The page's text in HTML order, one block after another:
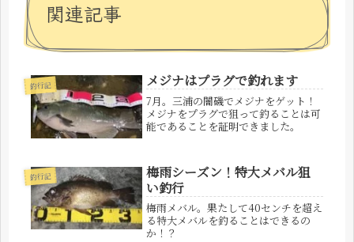
関連記事
釣行記 メジナはプラグで釣れます
7月。三浦の闇磯でメジナをゲット！
メジナをプラグで狙って釣ることは可
能であることを証明できました。
釣行記
梅雨シーズン！特大メバル狙
い釣行
梅雨メバル。果たして40センチを超え
る特大メバルを釣ることはできるの
か！？